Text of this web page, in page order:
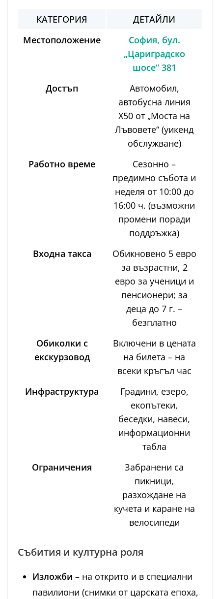
КАТЕГОРИЯ
ДЕТАЙЛИ
Местоположение
София, бул.
„Цариградско
шосе“ 381
Достъп
Автомобил,
автобусна линия
X50 от „Моста на
Лъвовете“ (уикенд
обслужване)
Работно време
Сезонно –
предимно събота и
неделя от 10:00 до
16:00 ч. (възможни
промени поради
поддръжка)
Входна такса
Обикновено 5 евро
за възрастни, 2
евро за ученици и
пенсионери; за
деца до 7 г. –
безплатно
Обиколки с
екскурзовод
Включени в цената
на билета – на
всеки кръгъл час
Инфраструктура
Градини, езеро,
екопътеки,
беседки, навеси,
информационни
табла
Ограничения
Забранени са
пикници,
разхождане на
кучета и каране на
велосипеди
Събития и културна роля
Изложби – на открито и в специални
павилиони (снимки от царската епоха,